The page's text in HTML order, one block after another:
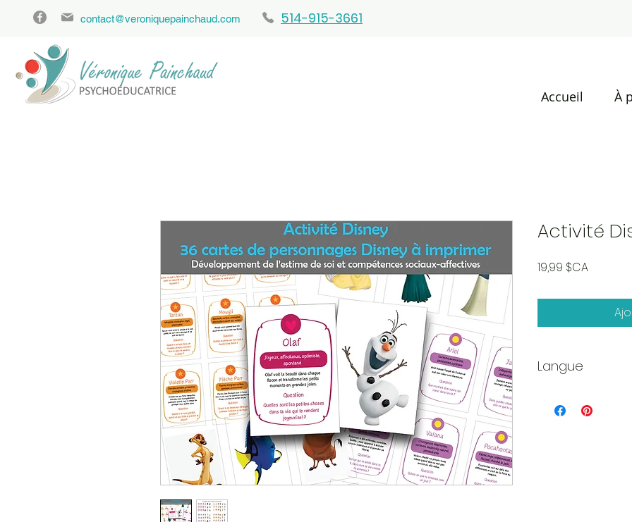
contact@veroniquepainchaud.com 514-915-3661
Accueil À
Activité
19,99 $CAPrix
Langue